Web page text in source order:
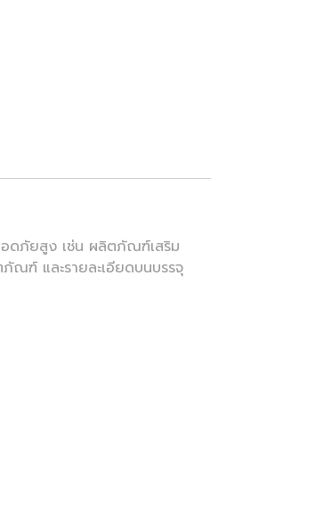
อดภัยสูง เช่น ผลิตภัณฑ์เสริม
ณฑ์ และรายละเอียดบนบรรจุ